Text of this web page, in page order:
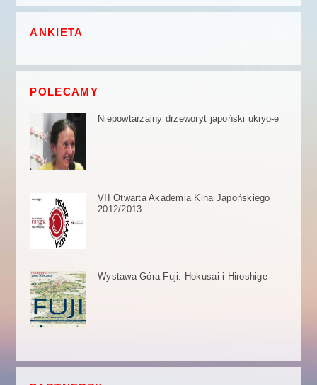
ANKIETA
POLECAMY
Niepowtarzalny drzeworyt japoński ukiyo-e
VII Otwarta Akademia Kina Japońskiego
2012/2013
Wystawa Góra Fuji: Hokusai i Hiroshige